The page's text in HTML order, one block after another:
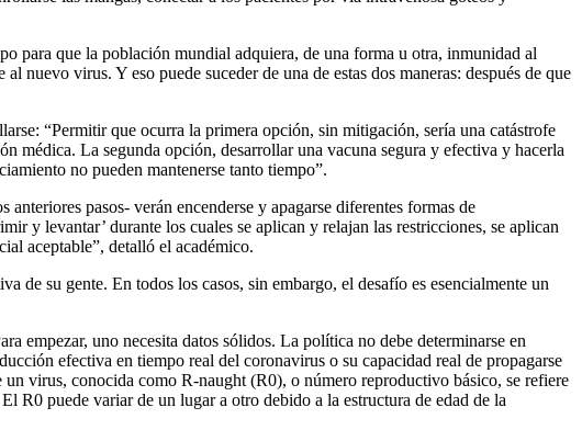
para que la población mundial adquiera, de una forma u otra, inmunidad al
virus. Y eso puede suceder de una de estas dos maneras: después de que
“Permitir que ocurra la primera opción, sin mitigación, sería una catástrofe
médica. La segunda opción, desarrollar una vacuna segura y efectiva y hacerla
no pueden mantenerse tanto tiempo”.
pasos- verán encenderse y apagarse diferentes formas de
y levantar’ durante los cuales se aplican y relajan las restricciones, se aplican
aceptable”, detalló el académico.
de su gente. En todos los casos, sin embargo, el desafío es esencialmente un
empezar, uno necesita datos sólidos. La política no debe determinarse en
efectiva en tiempo real del coronavirus o su capacidad real de propagarse
virus, conocida como R-naught (R0), o número reproductivo básico, se refiere
R0 puede variar de un lugar a otro debido a la estructura de edad de la